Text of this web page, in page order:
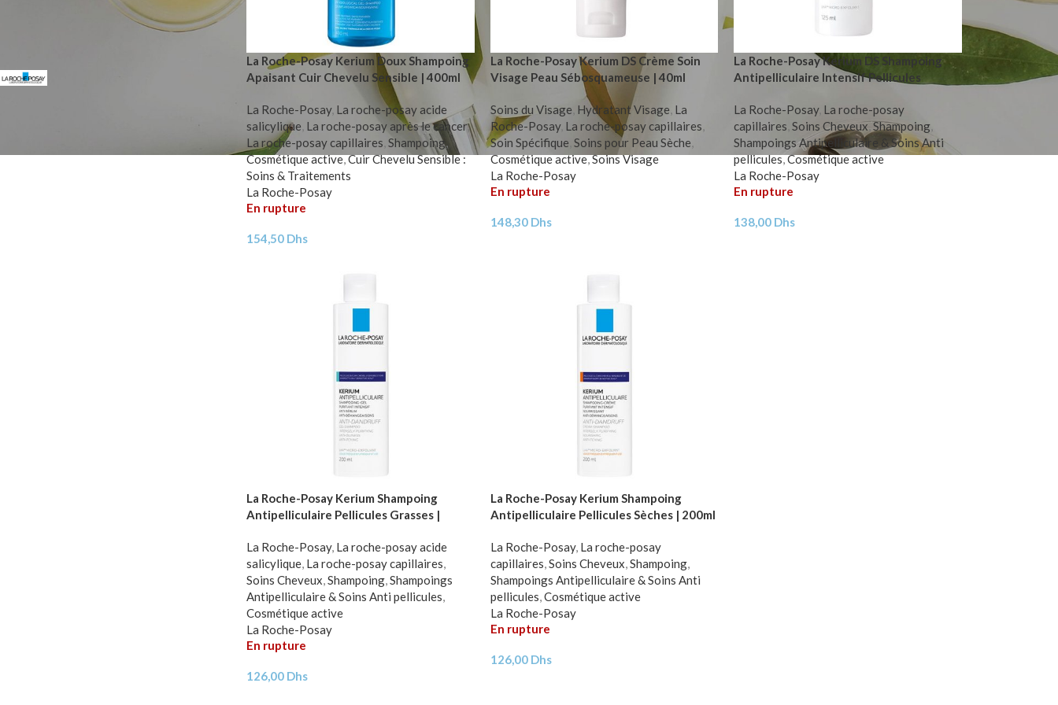
La Roche-Posay Kerium Doux Shampoing
Apaisant Cuir Chevelu Sensible | 400ml
La Roche-Posay, La roche-posay acide
salicylique La roche-posay après le cancer,
La roche-posay capillaires Shampoing,
Cosmétique active,Cuir Chevelu Sensible :
Soins & Traitements
La Roche-Posay
En rupture
154,50 Dhs
La Roche-Posay Kerium DS Crème Soin
Visage Peau Sébosquameuse | 40ml
Soins du Visage Hydratant Visage, La
Roche-Posay, La roche-posay capillaires,
Soin Spécifique Soins pour Peau Sèche,
Cosmétique active,Soins Visage
La Roche-Posay
En rupture
148,30 Dhs
La Roche-Posay Kerium DS Shampoing
Antipelliculaire Intensif Pellicules
La Roche-Posay, La roche-posay
capillaires Soins Cheveux,Shampoing,
Shampoings Antipelliculaire & Soins Anti
pellicules,Cosmétique active
La Roche-Posay
En rupture
138,00 Dhs
La Roche-Posay Kerium Shampoing
Antipelliculaire Pellicules Grasses |
La Roche-Posay, La roche-posay acide
salicylique, La roche-posay capillaires,
Soins Cheveux,Shampoing,Shampoings
Antipelliculaire & Soins Anti pellicules,
Cosmétique active
La Roche-Posay
En rupture
126,00 Dhs
La Roche-Posay Kerium Shampoing
Antipelliculaire Pellicules Sèches | 200ml
La Roche-Posay, La roche-posay
capillaires,Soins Cheveux,Shampoing,
Shampoings Antipelliculaire & Soins Anti
pellicules,Cosmétique active
La Roche-Posay
En rupture
126,00 Dhs